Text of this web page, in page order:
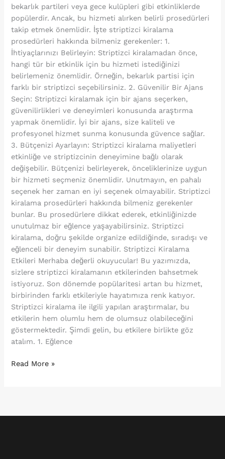
bekarlık partileri veya gece kulüpleri gibi etkinliklerde
popülerdir. Ancak, bu hizmeti alırken belirli prosedürleri
takip etmek önemlidir. İşte striptizci kiralama
prosedürleri hakkında bilmeniz gerekenler: 1.
İhtiyaçlarınızı Belirleyin: Striptizci kiralamadan önce,
hangi tür bir etkinlik için bu hizmeti istediğinizi
belirlemeniz önemlidir. Örneğin, bekarlık partisi için
farklı bir striptizci seçebilirsiniz. 2. Güvenilir Bir Ajans
Seçin: Striptizci kiralamak için bir ajans seçerken,
güvenilirlikleri ve deneyimleri konusunda araştırma
yapmak önemlidir. İyi bir ajans, size kaliteli ve
profesyonel hizmet sunma konusunda güvence sağlar.
3. Bütçenizi Ayarlayın: Striptizci kiralama maliyetleri
etkinliğe ve striptizcinin deneyimine bağlı olarak
değişebilir. Bütçenizi belirleyerek, önceliklerinize uygun
bir hizmeti seçmeniz önemlidir. Unutmayın, en pahalı
seçenek her zaman en iyi seçenek olmayabilir. Striptizci
kiralama prosedürleri hakkında bilmeniz gerekenler
bunlar. Bu prosedürlere dikkat ederek, etkinliğinizde
unutulmaz bir eğlence yaşayabilirsiniz. Striptizci
kiralama, doğru şekilde organize edildiğinde, sıradışı ve
eğlenceli bir deneyim sunabilir. Striptizci Kiralama
Etkileri Merhaba değerli okuyucular! Bu yazımızda,
sizlere striptizci kiralamanın etkilerinden bahsetmek
istiyoruz. Son dönemde popülaritesi artan bu hizmet,
birbirinden farklı etkileriyle hayatımıza renk katıyor.
Striptizci kiralama ile ilgili yapılan araştırmalar, bu
etkilerin hem olumlu hem de olumsuz olabileceğini
göstermektedir. Şimdi gelin, bu etkilere birlikte göz
atalım. 1. Eğlence
Read More »